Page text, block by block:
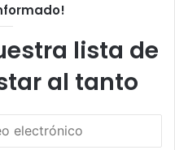
lista de
al tanto